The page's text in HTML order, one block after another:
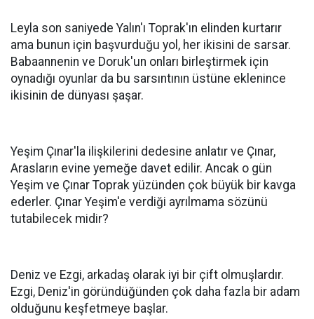
Leyla son saniyede Yalın'ı Toprak'ın elinden kurtarır
ama bunun için başvurduğu yol, her ikisini de sarsar.
Babaannenin ve Doruk'un onları birleştirmek için
oynadığı oyunlar da bu sarsıntının üstüne eklenince
ikisinin de dünyası şaşar.
Yeşim Çınar'la ilişkilerini dedesine anlatır ve Çınar,
Arasların evine yemeğe davet edilir. Ancak o gün
Yeşim ve Çınar Toprak yüzünden çok büyük bir kavga
ederler. Çınar Yeşim'e verdiği ayrılmama sözünü
tutabilecek midir?
Deniz ve Ezgi, arkadaş olarak iyi bir çift olmuşlardır.
Ezgi, Deniz'in göründüğünden çok daha fazla bir adam
olduğunu keşfetmeye başlar.